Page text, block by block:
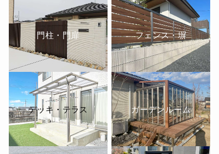
門柱・門扉 フェンス・塀
デッキ・テラス ガーデンルーム